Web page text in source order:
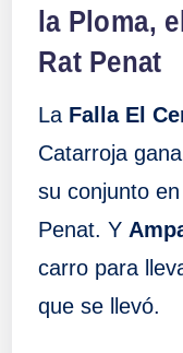
la Ploma,
Rat Penat
La Falla El
Catarroja
su conjunto
Penat. Y
carro para
que se llevó.